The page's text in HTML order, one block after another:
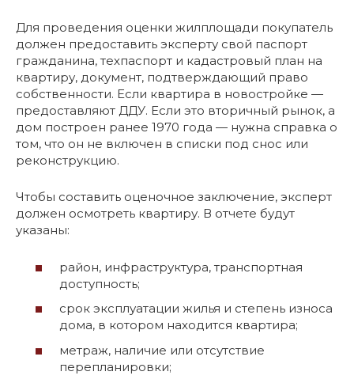
Для проведения оценки жилплощади покупатель
должен предоставить эксперту свой паспорт
гражданина, техпаспорт и кадастровый план на
квартиру, документ, подтверждающий право
собственности. Если квартира в новостройке —
предоставляют ДДУ. Если это вторичный рынок, а
дом построен ранее 1970 года — нужна справка о
том, что он не включен в списки под снос или
реконструкцию.
Чтобы составить оценочное заключение, эксперт
должен осмотреть квартиру. В отчете будут
указаны:
район, инфраструктура, транспортная
доступность;
срок эксплуатации жилья и степень износа
дома, в котором находится квартира;
метраж, наличие или отсутствие
перепланировки;